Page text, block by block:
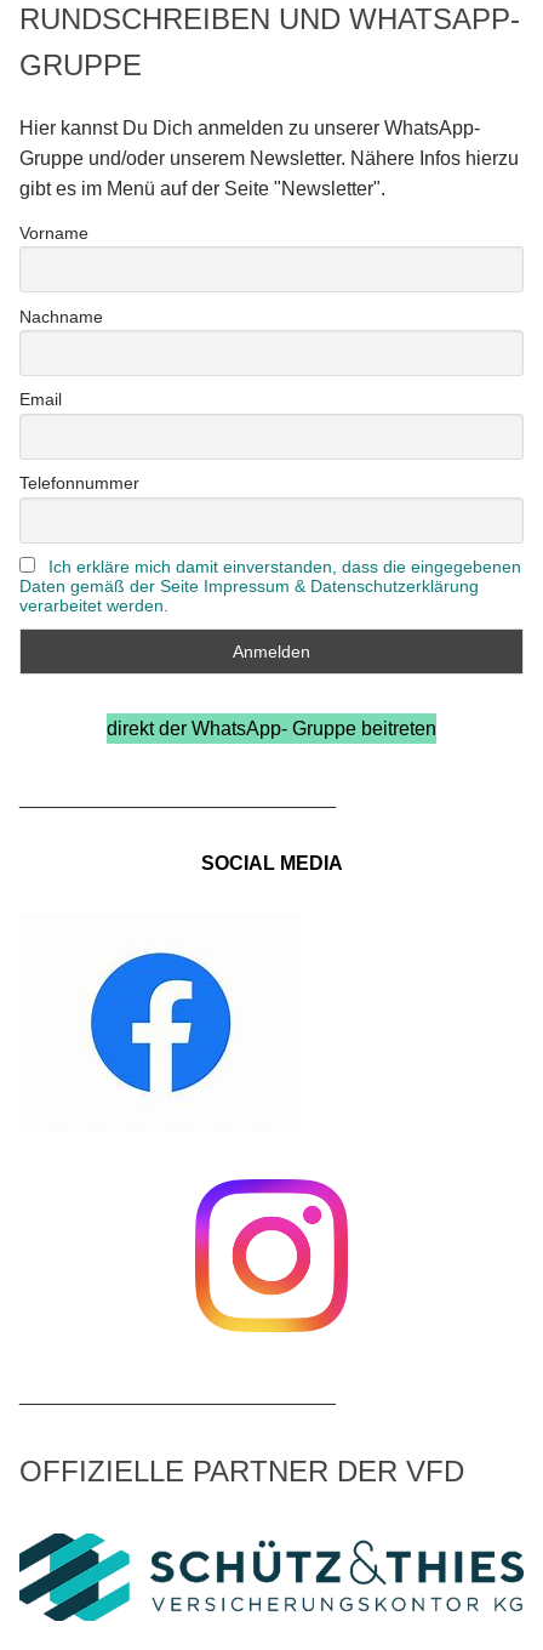
RUNDSCHREIBEN UND WHATSAPP-
GRUPPE
Hier kannst Du Dich anmelden zu unserer WhatsApp-
Gruppe und/oder unserem Newsletter. Nähere Infos hierzu
gibt es im Menü auf der Seite "Newsletter".
Vorname
Nachname
Email
Telefonnummer
Ich erkläre mich damit einverstanden, dass die eingegebenen
Daten gemäß der Seite Impressum & Datenschutzerklärung
verarbeitet werden.
direkt der WhatsApp- Gruppe beitreten
SOCIAL MEDIA
OFFIZIELLE PARTNER DER VFD